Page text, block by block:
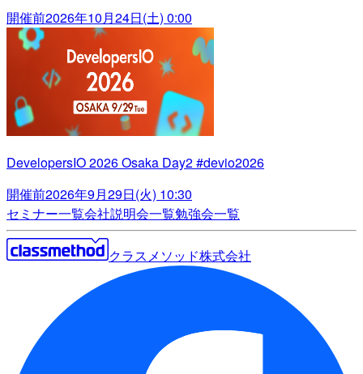
開催前2026年10月24日(土) 0:00
DevelopersIO 2026 Osaka Day2 #devio2026
開催前2026年9月29日(火) 10:30
セミナー一覧会社説明会一覧勉強会一覧
クラスメソッド株式会社